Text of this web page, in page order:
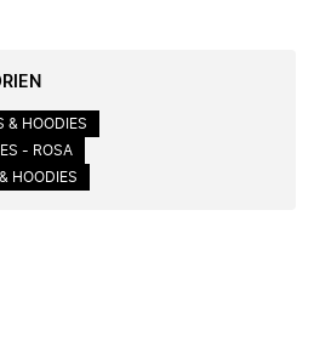
& HOODIES
- ROSA
HOODIES